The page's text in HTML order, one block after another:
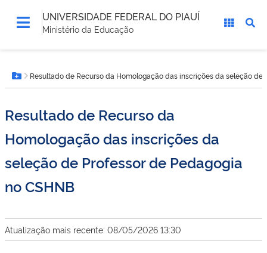
UNIVERSIDADE FEDERAL DO PIAUÍ
Ministério da Educação
está
aqui:Botão Menu
Resultado de Recurso da Homologação das inscrições da seleção de
Resultado de Recurso da
Homologação das inscrições da
seleção de Professor de Pedagogia
no CSHNB
Atualização mais recente: 08/05/2026 13:30